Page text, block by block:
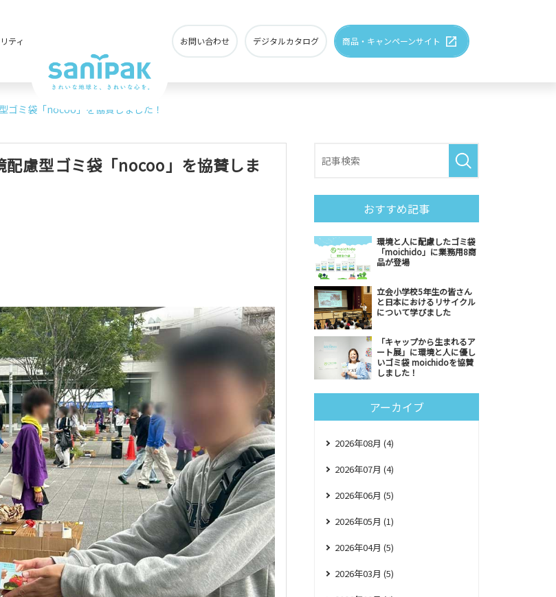
ティ
環境へ配慮した製品
お問い合わせ デジタルカタログ 商品・キャンペーンサイト
ゴミ袋「nocoo」を協賛しました！
慮型ゴミ袋「nocoo」を協賛しま
おすすめ記事
環境と人に配慮したゴミ袋
「moichido」に業務用8商
品が登場
立会小学校5年生の皆さん
と日本におけるリサイクル
について学びました
「キャップから生まれるア
ート展」に環境と人に優し
いゴミ袋 moichidoを協賛
しました！
アーカイブ
2026年08月 (4)
2026年07月 (4)
2026年06月 (5)
2026年05月 (1)
2026年04月 (5)
2026年03月 (5)